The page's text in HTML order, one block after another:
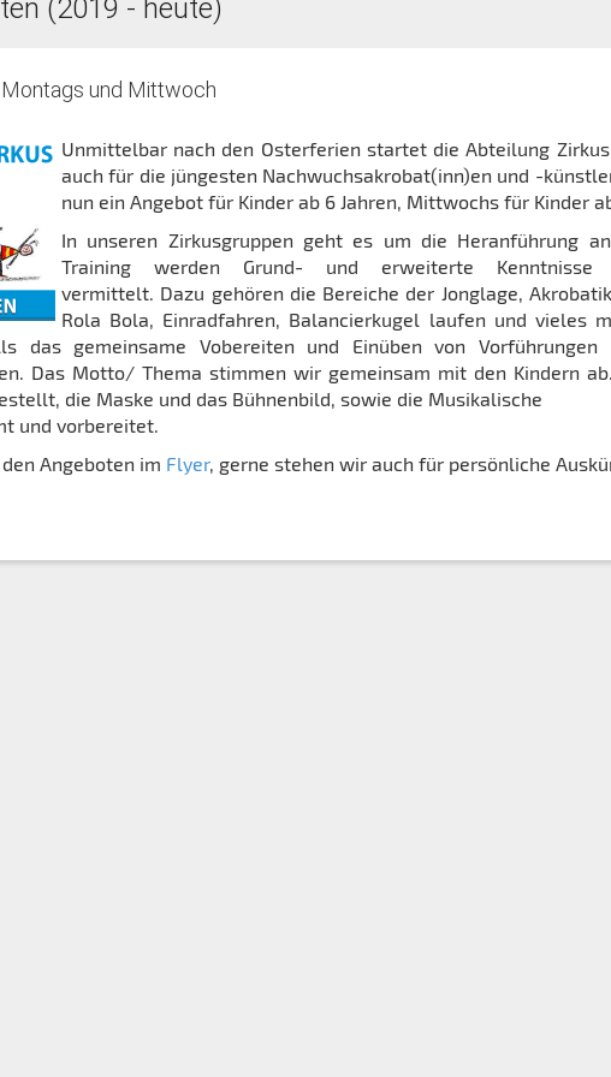
(2019 - heute)
und Mittwoch
Unmittelbar nach den Osterferien startet die Abteilung
auch für die jüngesten Nachwuchsakrobat(inn)en und -
nun ein Angebot für Kinder ab 6 Jahren, Mittwochs für Kinder
In unseren Zirkusgruppen geht es um die Heranführung
Training werden Grund- und erweiterte Kenntnisse
vermittelt. Dazu gehören die Bereiche der Jonglage,
Rola Bola, Einradfahren, Balancierkugel laufen und vieles
das gemeinsame Vobereiten und Einüben von
Das Motto/ Thema stimmen wir gemeinsam mit den Kindern
die Maske und das Bühnenbild, sowie die Musikalische
und vorbereitet.
Angeboten im Flyer, gerne stehen wir auch für persönliche